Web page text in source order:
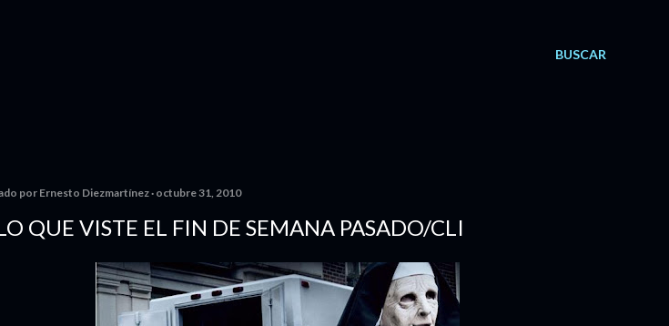
BUSCAR
porErnesto Diezmartínez octubre 31, 2010
QUE VISTE EL FIN DE SEMANA PASADO/CLI